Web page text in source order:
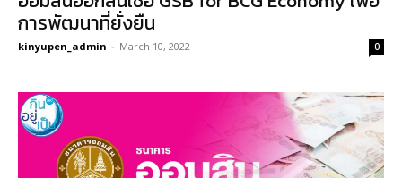
การพัฒนาที่ยั่งยืน
kinyupen_admin - March 10, 2022 0